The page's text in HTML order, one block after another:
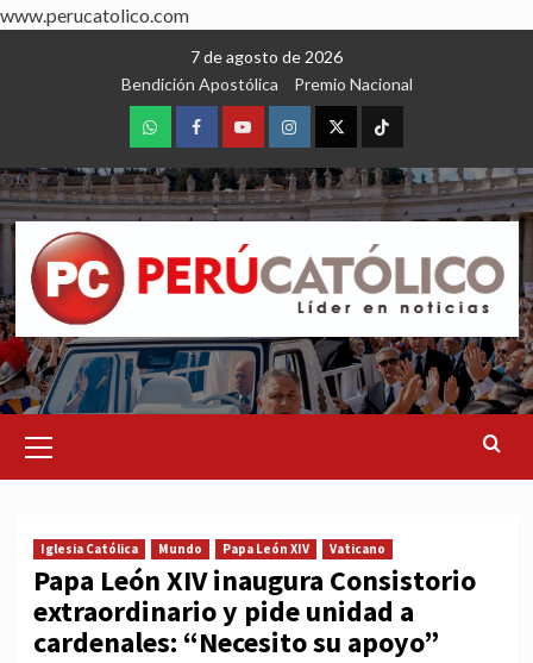
www.perucatolico.com
7 de agosto de 2026
Bendición Apostólica
Premio Nacional
WhatsAppFacebookYoutubeInstagram
X TikTok
Menu
Iglesia Católica Mundo Papa León XIV Vaticano
Papa León XIV inaugura Consistorio
extraordinario y pide unidad a
cardenales: “Necesito su apoyo”